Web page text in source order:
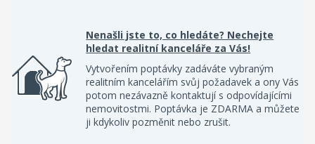
Nenašli jste to, co hledáte? Nechejte
hledat realitní kanceláře za Vás!
Vytvořením poptávky zadáváte vybraným
realitním kancelářím svůj požadavek a ony Vás
potom nezávazně kontaktují s odpovídajícími
nemovitostmi. Poptávka je ZDARMA a můžete
ji kdykoliv pozměnit nebo zrušit.